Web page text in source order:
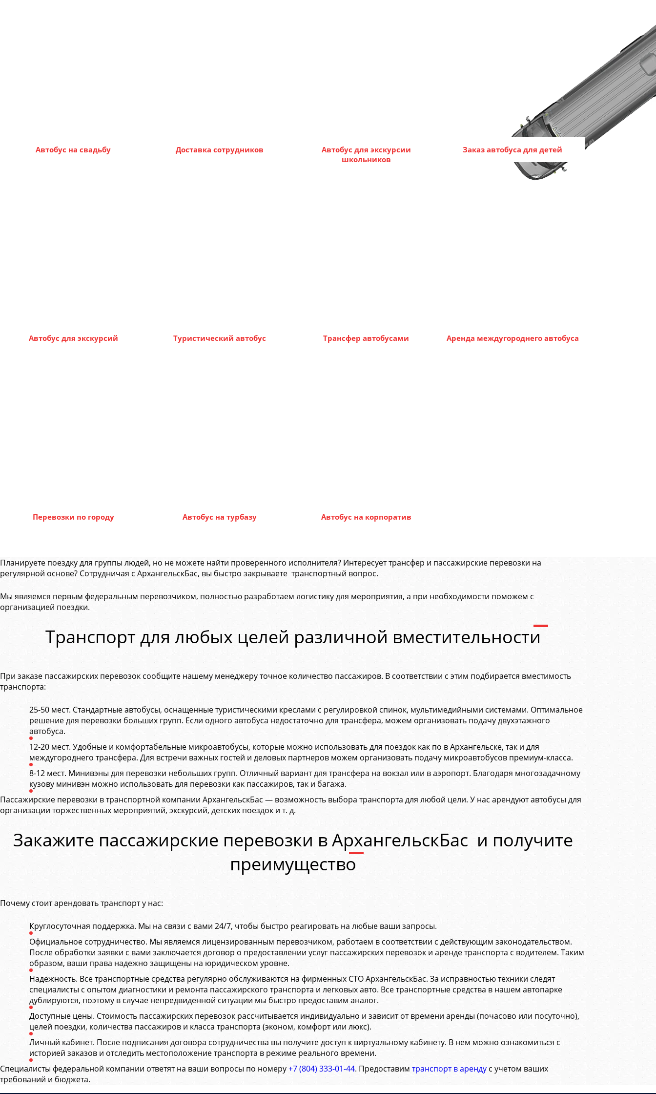
Автобус на свадьбу Доставка сотрудников
Автобус для экскурсии
школьников
Заказ автобуса для детей
Автобус для экскурсий Туристический автобус Трансфер автобусами Аренда междугороднего автобуса
Перевозки по городу Автобус на турбазу Автобус на корпоратив
Планируете поездку для группы людей, но не можете найти проверенного исполнителя? Интересует трансфер и пассажирские перевозки на
регулярной основе? Сотрудничая с АрхангельскБас, вы быстро закрываете транспортный вопрос.
Мы являемся первым федеральным перевозчиком, полностью разработаем логистику для мероприятия, а при необходимости поможем с
организацией поездки.
Транспорт для любых целей различной вместительности
При заказе пассажирских перевозок сообщите нашему менеджеру точное количество пассажиров. В соответствии с этим подбирается вместимость
транспорта:
25-50 мест. Стандартные автобусы, оснащенные туристическими креслами с регулировкой спинок, мультимедийными системами. Оптимальное
решение для перевозки больших групп. Если одного автобуса недостаточно для трансфера, можем организовать подачу двухэтажного
автобуса.
12-20 мест. Удобные и комфортабельные микроавтобусы, которые можно использовать для поездок как по в Архангельске, так и для
междугороднего трансфера. Для встречи важных гостей и деловых партнеров можем организовать подачу микроавтобусов премиум-класса.
8-12 мест. Минивэны для перевозки небольших групп. Отличный вариант для трансфера на вокзал или в аэропорт. Благодаря многозадачному
кузову минивэн можно использовать для перевозки как пассажиров, так и багажа.
Пассажирские перевозки в транспортной компании АрхангельскБас — возможность выбора транспорта для любой цели. У нас арендуют автобусы для
организации торжественных мероприятий, экскурсий, детских поездок и т. д.
Закажите пассажирские перевозки в АрхангельскБас и получите
преимущество
Почему стоит арендовать транспорт у нас:
Круглосуточная поддержка. Мы на связи с вами 24/7, чтобы быстро реагировать на любые ваши запросы.
Официальное сотрудничество. Мы являемся лицензированным перевозчиком, работаем в соответствии с действующим законодательством.
После обработки заявки с вами заключается договор о предоставлении услуг пассажирских перевозок и аренде транспорта с водителем. Таким
образом, ваши права надежно защищены на юридическом уровне.
Надежность. Все транспортные средства регулярно обслуживаются на фирменных СТО АрхангельскБас. За исправностью техники следят
специалисты с опытом диагностики и ремонта пассажирского транспорта и легковых авто. Все транспортные средства в нашем автопарке
дублируются, поэтому в случае непредвиденной ситуации мы быстро предоставим аналог.
Доступные цены. Стоимость пассажирских перевозок рассчитывается индивидуально и зависит от времени аренды (почасово или посуточно),
целей поездки, количества пассажиров и класса транспорта (эконом, комфорт или люкс).
Личный кабинет. После подписания договора сотрудничества вы получите доступ к виртуальному кабинету. В нем можно ознакомиться с
историей заказов и отследить местоположение транспорта в режиме реального времени.
Специалисты федеральной компании ответят на ваши вопросы по номеру+7 (804) 333-01-44. Предоставим транспорт в аренду с учетом ваших
требований и бюджета.